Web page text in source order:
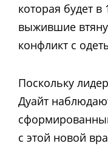
которая будет
выжившие
конфликт с
Поскольку
Дуайт
с этой новой